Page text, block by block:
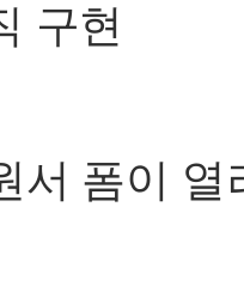
구현
서 폼이